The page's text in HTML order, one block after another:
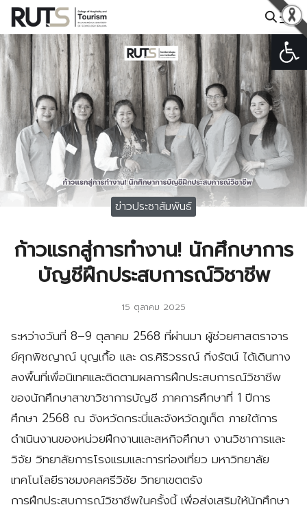
Skip
content
Search
for:
ข่าวประชาสัมพันธ์
ก้าวแรกสู่การทำงาน! นักศึกษาการ
บัญชีฝึกประสบการณ์วิชาชีพ
15 ตุลาคม 2025
ระหว่างวันที่ 8–9 ตุลาคม 2568 ที่ผ่านมา ผู้ช่วยศาสตราจาร
ย์ศุกพิชญาณ์ บุญเกื้อ และ ดร.ศิริวรรณ์ กิ่งรัตน์ ได้เดินทาง
ลงพื้นที่เพื่อนิเทศและติดตามผลการฝึกประสบการณ์วิชาชีพ
ของนักศึกษาสาขาวิชาการบัญชี ภาคการศึกษาที่ 1 ปีการ
ศึกษา 2568 ณ จังหวัดกระบี่และจังหวัดภูเก็ต ภายใต้การ
ดำเนินงานของหน่วยฝึกงานและสหกิจศึกษา งานวิชาการและ
วิจัย วิทยาลัยการโรงแรมและการท่องเที่ยว มหาวิทยาลัย
เทคโนโลยีราชมงคลศรีวิชัย วิทยาเขตตรัง
การฝึกประสบการณ์วิชาชีพในครั้งนี้ เพื่อส่งเสริมให้นักศึกษา